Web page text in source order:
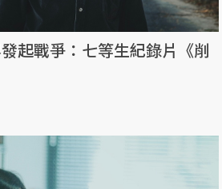
起戰爭：七等生紀錄片《削